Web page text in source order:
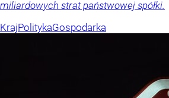
miliardowych strat państwowej spółki.
KrajPolitykaGospodarka